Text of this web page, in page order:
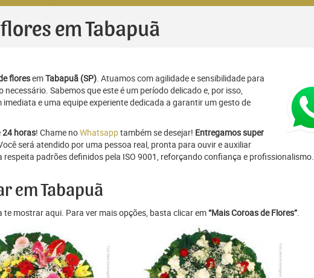
em Tabapuã
floresemTabapuã (SP). Atuamos com agilidade e sensibilidade para
Sabemos que este é um período delicado e, por isso,
e uma equipe experiente dedicada a garantir um gesto de
24 horas! Chame noWhatsapptambém se desejar! Entregamos super
será atendido por uma pessoa real, pronta para ouvir e auxiliar
padrões definidos pela ISO 9001, reforçando confiança e profissionalismo.
em Tabapuã
mostrar aqui. Para ver mais opções, basta clicar em“Mais Coroas de Flores”.